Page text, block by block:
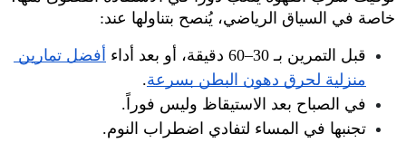
خاصة في السياق الرياضي، يُنصح بتناولها عند:
قبل التمرين بـ 30–60 دقيقة، أو بعد أداء
منزلية لحرق دهون البطن بسرعة.
في الصباح بعد الاستيقاظ وليس فوراً.
تجنبها في المساء لتفادي اضطراب النوم.